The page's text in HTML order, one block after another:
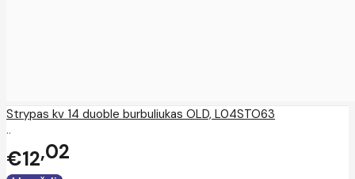
Strypas kv 14 duoble burbuliukas OLD, L04STO63
..
€12 02